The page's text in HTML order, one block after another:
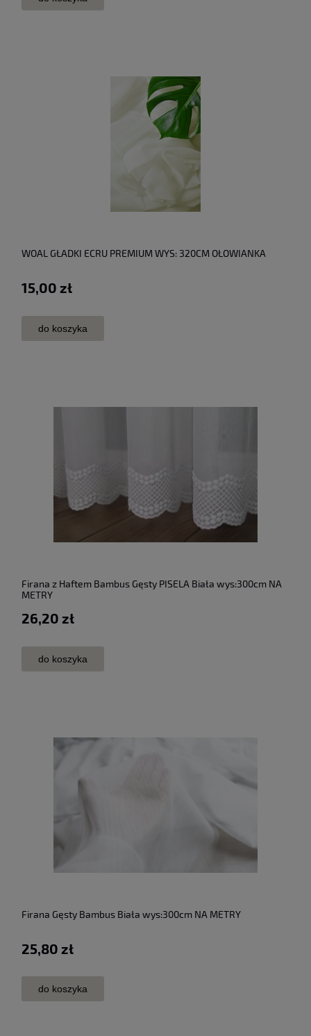
WOAL GŁADKI ECRU PREMIUM WYS: 320CM OŁOWIANKA
15,00 zł
do koszyka
Firana z Haftem Bambus Gęsty PISELA Biała wys:300cm NA
METRY
26,20 zł
do koszyka
Firana Gęsty Bambus Biała wys:300cm NA METRY
25,80 zł
do koszyka